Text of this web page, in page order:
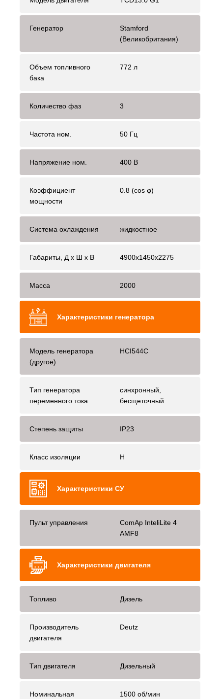
Генератор
Stamford
(Великобритания)
Объем топливного
бака
772 л
Количество фаз 3
Частота ном. 50 Гц
Напряжение ном. 400 В
Коэффициент
мощности
0.8 (cos φ)
Система охлаждения жидкостное
Габариты, Д x Ш x В 4900x1450x2275
Масса 2000
Характеристики генератора
Модель генератора
(другое)
HCI544C
Тип генератора
переменного тока
синхронный,
бесщеточный
Степень защиты IP23
Класс изоляции H
Характеристики СУ
Пульт управления
ComAp InteliLite 4
AMF8
Характеристики двигателя
Топливо Дизель
Производитель
двигателя
Deutz
Тип двигателя Дизельный
Номинальная
1500 об/мин